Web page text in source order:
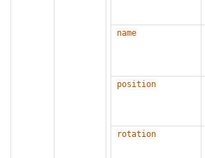
name
position
rotation